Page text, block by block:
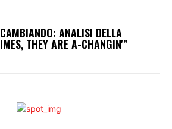
ANALISI DELLA
THEY ARE A-CHANGIN'”